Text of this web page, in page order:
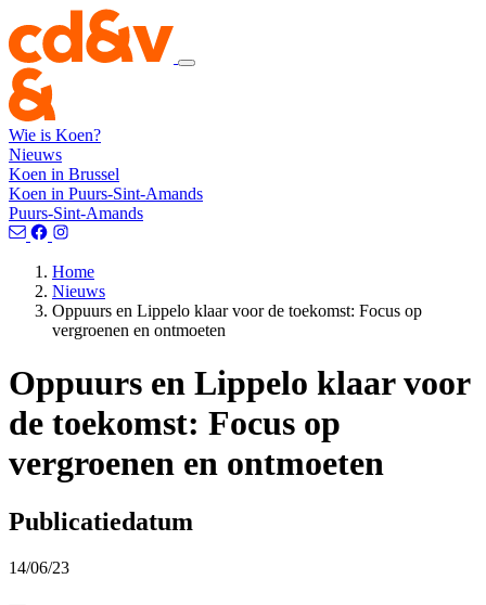
Wie is Koen?
Nieuws
Koen in Brussel
Koen in Puurs-Sint-Amands
Puurs-Sint-Amands
Home
Nieuws
Oppuurs en Lippelo klaar voor de toekomst: Focus op
vergroenen en ontmoeten
Oppuurs en Lippelo klaar voor
de toekomst: Focus op
vergroenen en ontmoeten
Publicatiedatum
14/06/23